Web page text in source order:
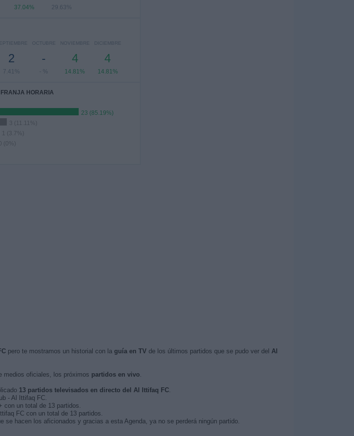
37.04% 29.63%
2
7.41%
OCTUBRE
-
- %
NOVIEMBRE
4
14.81%
DICIEMBRE
4
14.81%
HORARIA
23 (85.19%)
3 (11.11%)
1 (3.7%)
0 (0%)
pero te mostramos un historial con la guía en TV de los últimos partidos que se pudo ver del Al
medios oficiales, los próximos partidos en vivo.
13 partidos televisados en directo del Al Ittifaq FC.
- Al Ittifaq FC.
con un total de 13 partidos.
FC con un total de 13 partidos.
se hacen los aficionados y gracias a esta Agenda, ya no se perderá ningún partido.